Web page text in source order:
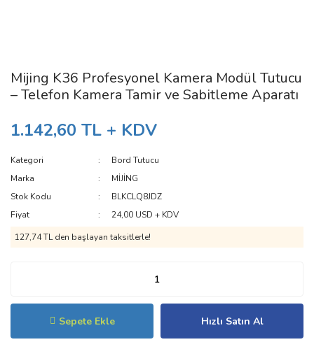
Mijing K36 Profesyonel Kamera Modül Tutucu
– Telefon Kamera Tamir ve Sabitleme Aparatı
1.142,60 TL + KDV
Kategori
Bord Tutucu
Marka
MİJİNG
Stok Kodu
BLKCLQ8JDZ
Fiyat
24,00 USD + KDV
127,74 TL den başlayan taksitlerle!
Sepete Ekle Hızlı Satın Al